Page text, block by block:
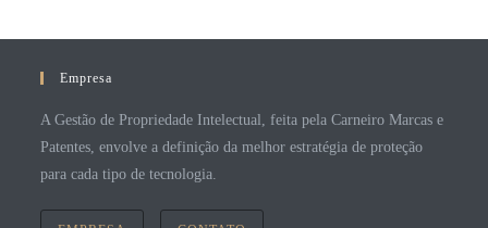
Empresa
A Gestão de Propriedade Intelectual, feita pela Carneiro Marcas e
Patentes, envolve a definição da melhor estratégia de proteção
para cada tipo de tecnologia.